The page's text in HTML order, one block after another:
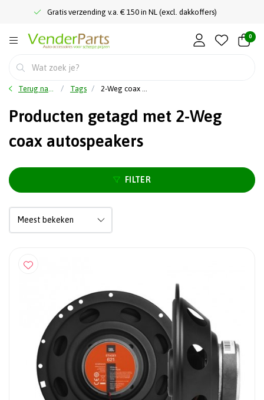
Gratis verzending v.a. € 150 in NL (excl. dakkoffers)
0
Terug naar home Tags 2-Weg coax autospeakers
Producten getagd met 2-Weg
coax autospeakers
FILTER